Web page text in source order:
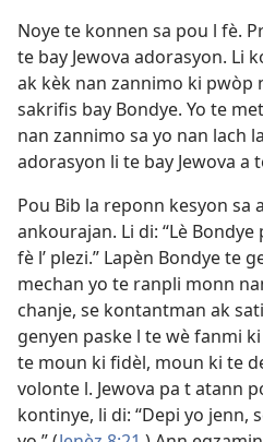
Noye te konnen sa pou l fè.
te bay Jewova adorasyon. Li
ak kèk nan zannimo ki pwòp
sakrifis bay Bondye. Yo te
nan zannimo sa yo nan lach
adorasyon li te bay Jewova a
Pou Bib la reponn kesyon sa
ankourajan. Li di: “Lè
fè l’ plezi.” Lapèn Bondye te
mechan yo te ranpli monn
chanje, se kontantman ak
genyen paske l te wè fanmi
te moun ki fidèl, moun ki te
volonte l. Jewova pa t atann
kontinye, li di: “Depi yo jenn,